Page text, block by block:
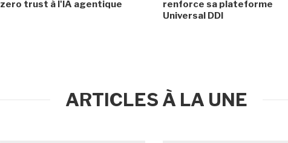
zero trust à l'IA agentique
renforce sa plateforme
Universal DDI
ARTICLES À LA UNE